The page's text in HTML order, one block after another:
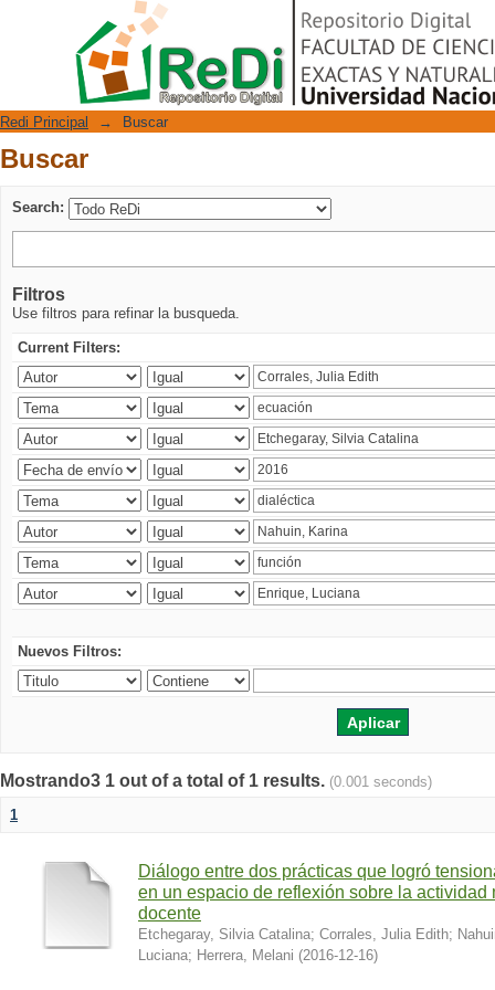
Repositorio Digital
Redi Principal → Buscar
Buscar
Search:
Filtros
Use filtros para refinar la busqueda.
Current Filters:
Nuevos Filtros:
Mostrando3 1 out of a total of 1 results. (0.001 seconds)
1
Diálogo entre dos prácticas que logró
en un espacio de reflexión sobre la actividad
docente
Etchegaray, Silvia Catalina; Corrales, Julia Edith;
Luciana; Herrera, Melani (2016-12-16)